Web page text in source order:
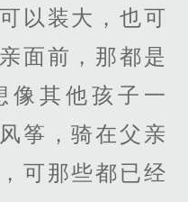
以装大，也可
面前，那都是
像其他孩子一
筝，骑在父亲
可那些都已经